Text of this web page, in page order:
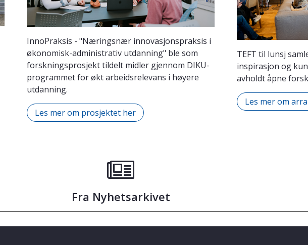
InnoPraksis - "Næringsnær innovasjonspraksis i
økonomisk-administrativ utdanning" ble som
forskningsprosjekt tildelt midler gjennom DIKU-
programmet for økt arbeidsrelevans i høyere
utdanning.
Les mer om prosjektet her
TEFT til lunsj
inspirasjon og
avholdt åpne
Les mer om
Fra Nyhetsarkivet